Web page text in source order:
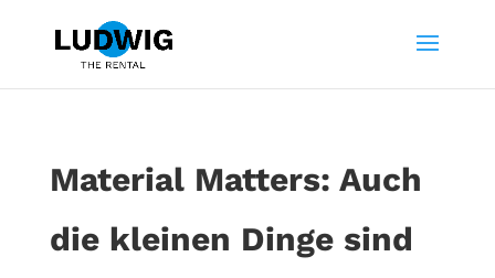
Material Matters: Auch
die kleinen Dinge sind